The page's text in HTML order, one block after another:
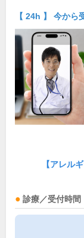
【 24h 】 今から
【アレル
診療／受付時間